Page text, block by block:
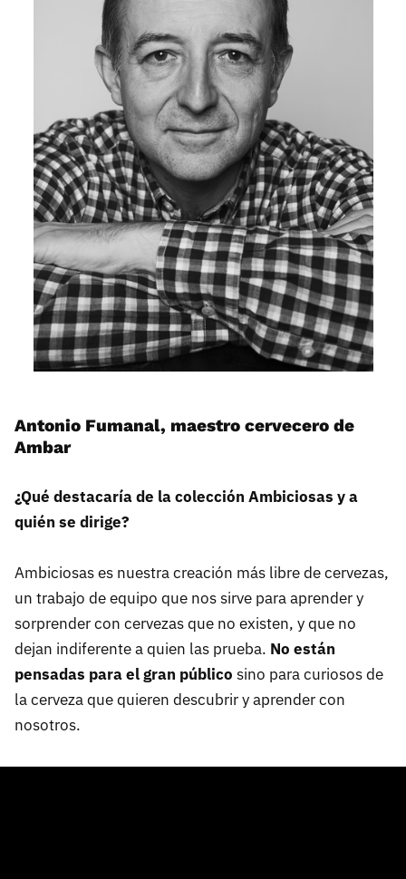
Antonio Fumanal, maestro cervecero de
Ambar
¿Qué destacaría de la colección Ambiciosas y a
quién se dirige?
Ambiciosas es nuestra creación más libre de cervezas,
un trabajo de equipo que nos sirve para aprender y
sorprender con cervezas que no existen, y que no
dejan indiferente a quien las prueba. No están
pensadas para el gran público sino para curiosos de
la cerveza que quieren descubrir y aprender con
nosotros.